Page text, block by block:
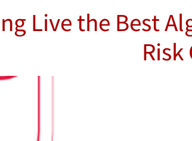
Live the Best